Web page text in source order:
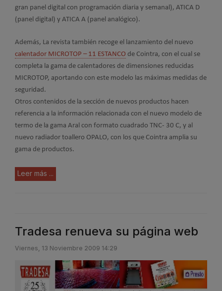
gran panel digital con programación diaria y semanal), ATICA D
(panel digital) y ATICA A (panel analógico).
Además, La revista también recoge el lanzamiento del nuevo
calentador MICROTOP – 11 ESTANCO de Cointra, con el cual se
completa la gama de calentadores de dimensiones reducidas
MICROTOP, aportando con este modelo las máximas medidas de
seguridad.
Otros contenidos de la sección de nuevos productos hacen
referencia a la información relacionada con el nuevo modelo de
termo de la gama Aral con formato cuadrado TNC- 30 C, y al
nuevo radiador toallero OPALO, con los que Cointra amplia su
gama de productos.
Leer más ...
Tradesa renueva su página web
Viernes, 13 Noviembre 2009 14:29